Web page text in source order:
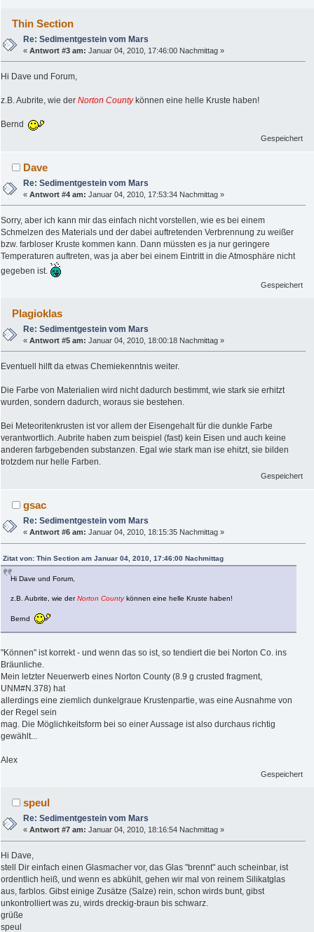
Thin Section
Re: Sedimentgestein vom Mars
«Antwort #3 am: Januar 04, 2010, 17:46:00 Nachmittag »
Hi Dave und Forum,
z.B. Aubrite, wie der Norton Countykönnen eine helle Kruste haben!
Bernd
Gespeichert
Dave
Re: Sedimentgestein vom Mars
«Antwort #4 am: Januar 04, 2010, 17:53:34 Nachmittag »
Sorry, aber ich kann mir das einfach nicht vorstellen, wie es bei einem
Schmelzen des Materials und der dabei auftretenden Verbrennung zu weißer
bzw. farbloser Kruste kommen kann. Dann müssten es ja nur geringere
Temperaturen auftreten, was ja aber bei einem Eintritt in die Atmosphäre nicht
gegeben ist.
Gespeichert
Plagioklas
Re: Sedimentgestein vom Mars
«Antwort #5 am: Januar 04, 2010, 18:00:18 Nachmittag »
Eventuell hilft da etwas Chemiekenntnis weiter.
Die Farbe von Materialien wird nicht dadurch bestimmt, wie stark sie erhitzt
wurden, sondern dadurch, woraus sie bestehen.
Bei Meteoritenkrusten ist vor allem der Eisengehalt für die dunkle Farbe
verantwortlich. Aubrite haben zum beispiel (fast) kein Eisen und auch keine
anderen farbgebenden substanzen. Egal wie stark man ise ehitzt, sie bilden
trotzdem nur helle Farben.
Gespeichert
gsac
Re: Sedimentgestein vom Mars
«Antwort #6 am: Januar 04, 2010, 18:15:35 Nachmittag »
Zitat von: Thin Section am Januar 04, 2010, 17:46:00 Nachmittag
Hi Dave und Forum,
z.B. Aubrite, wie derNorton Countykönnen eine helle Kruste haben!
Bernd
"Können" ist korrekt - und wenn das so ist, so tendiert die bei Norton Co. ins
Bräunliche.
Mein letzter Neuerwerb eines Norton County (8.9 g crusted fragment,
UNM#N.378) hat
allerdings eine ziemlich dunkelgraue Krustenpartie, was eine Ausnahme von
der Regel sein
mag. Die Möglichkeitsform bei so einer Aussage ist also durchaus richtig
gewählt...
Alex
Gespeichert
speul
Re: Sedimentgestein vom Mars
«Antwort #7 am: Januar 04, 2010, 18:16:54 Nachmittag »
Hi Dave,
stell Dir einfach einen Glasmacher vor, das Glas "brennt" auch scheinbar, ist
ordentlich heiß, und wenn es abkühlt, gehen wir mal von reinem Silikatglas
aus, farblos. Gibst einige Zusätze (Salze) rein, schon wirds bunt, gibst
unkontrolliert was zu, wirds dreckig-braun bis schwarz.
grüße
speul